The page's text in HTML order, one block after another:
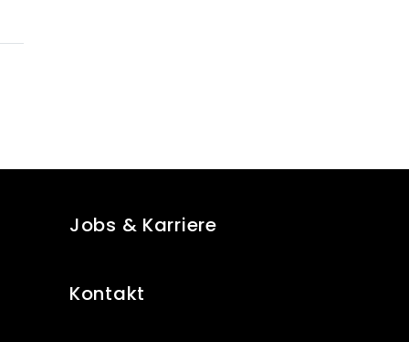
Jobs & Karriere
Kontakt